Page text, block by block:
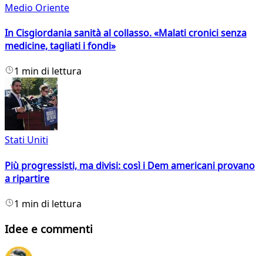
Medio Oriente
In Cisgiordania sanità al collasso. «Malati cronici senza
medicine, tagliati i fondi»
1 min di lettura
Stati Uniti
Più progressisti, ma divisi: così i Dem americani provano
a ripartire
1 min di lettura
Idee e commenti